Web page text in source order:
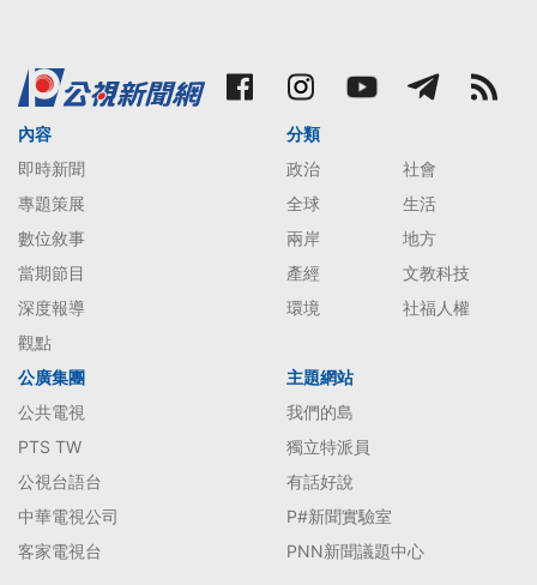
內容
即時新聞
專題策展
數位敘事
當期節目
深度報導
觀點
分類
政治
社會
全球
生活
兩岸
地方
產經
文教科技
環境
社福人權
公廣集團
公共電視
PTS TW
公視台語台
中華電視公司
客家電視台
主題網站
我們的島
獨立特派員
有話好說
P#新聞實驗室
PNN新聞議題中心